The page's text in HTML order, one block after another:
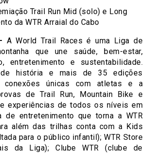
Trail Run Mid (solo) e Long
da WTR Arraial do Cabo
A World Trail Races é uma Liga de
que une saúde, bem-estar,
entretenimento e sustentabilidade.
história e mais de 35 edições
conexões únicas com atletas e a
de Trail Run, Mountain Bike e
experiências de todos os níveis em
de entretenimento que torna a WTR
além das trilhas conta com a Kids
para o público infantil); WTR Store
da Liga); Clube WTR (clube de